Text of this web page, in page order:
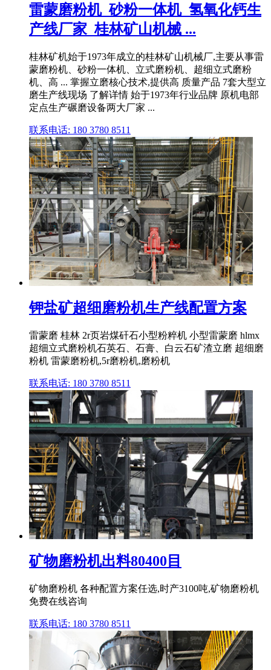
雷蒙磨粉机_砂粉一体机_氢氧化钙生
产线厂家_桂林矿山机械 ...
桂林矿机始于1973年成立的桂林矿山机械厂,主要从事雷
蒙磨粉机、砂粉一体机、立式磨粉机、超细立式磨粉
机、高 ... 掌握立磨核心技术,提供高 质量产品 7套大型立
磨生产线现场 了解详情 始于1973年行业品牌 原机电部
定点生产碾磨设备两大厂家 ...
联系电话: 180 3780 8511
钾盐矿超细磨粉机生产线配置方案
雷蒙磨 桂林 2r页岩煤矸石小型粉粹机 小型雷蒙磨 hlmx
超细立式磨粉机石英石、石膏、白云石矿渣立磨 超细磨
粉机 雷蒙磨粉机,5r磨粉机,磨粉机
联系电话: 180 3780 8511
矿物磨粉机出料80400目
矿物磨粉机 各种配置方案任选,时产3100吨,矿物磨粉机
免费在线咨询
联系电话: 180 3780 8511